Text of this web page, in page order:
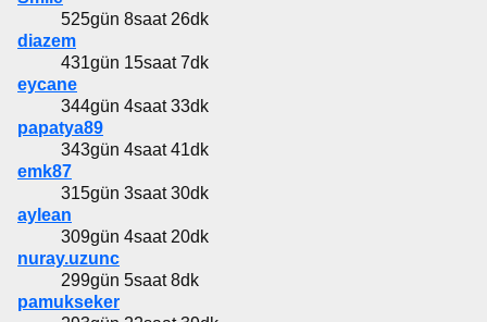
525gün 8saat 26dk
diazem
431gün 15saat 7dk
eycane
344gün 4saat 33dk
papatya89
343gün 4saat 41dk
emk87
315gün 3saat 30dk
aylean
309gün 4saat 20dk
nuray.uzunc
299gün 5saat 8dk
pamukseker